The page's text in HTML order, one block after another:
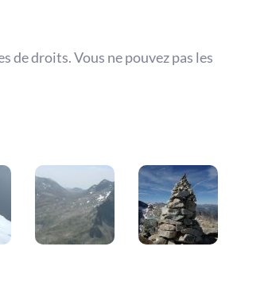
de droits. Vous ne pouvez pas les